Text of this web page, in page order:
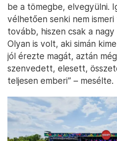
be a tömegbe, elvegyülni.
vélhetően senki nem
tovább, hiszen csak a
Olyan is volt, aki simán
jól érezte magát, aztán
szenvedett, elesett,
teljesen emberi” – mesélte.